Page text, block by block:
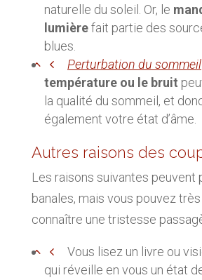
naturelle du soleil. Or, le
lumièrefait partie des
blues.
Perturbation du sommeil
température ou le bruit
la qualité du sommeil, et
également votre état d’âme.
Autres raisons des
Les raisons suivantes peuvent
banales, mais vous pouvez
connaître une tristesse
Vous lisez un livre ou
qui réveille en vous un état